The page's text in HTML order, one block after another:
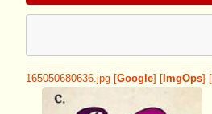
165050680636.jpg Google ImgOps